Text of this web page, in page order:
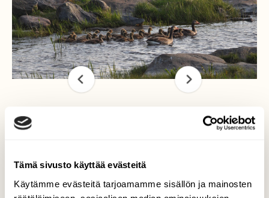
Tämä sivusto käyttää evästeitä
Käytämme evästeitä tarjoamamme sisällön ja mainosten
Merihanhipariskunnalla
Kesäkuun alkupuolelta alkaen
merihanhipariskunta ohjaili ja tarkasti vartioi